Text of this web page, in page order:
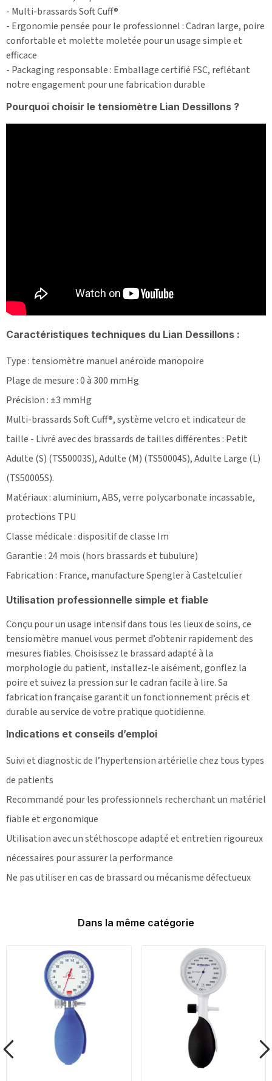
- Multi-brassards Soft Cuff®
- Ergonomie pensée pour le professionnel : Cadran large, poire
confortable et molette moletée pour un usage simple et
efficace
- Packaging responsable : Emballage certifié FSC, reflétant
notre engagement pour une fabrication durable
Pourquoi choisir le tensiomètre Lian Dessillons ?
Caractéristiques techniques du Lian Dessillons :
Type : tensiomètre manuel anéroïde manopoire
Plage de mesure : 0 à 300 mmHg
Précision : ±3 mmHg
Multi-brassards Soft Cuff®, système velcro et indicateur de
taille - Livré avec des brassards de tailles différentes : Petit
Adulte (S) (TS50003S), Adulte (M) (TS50004S), Adulte Large (L)
(TS50005S).
Matériaux : aluminium, ABS, verre polycarbonate incassable,
protections TPU
Classe médicale : dispositif de classe Im
Garantie : 24 mois (hors brassards et tubulure)
Fabrication : France, manufacture Spengler à Castelculier
Utilisation professionnelle simple et fiable
Conçu pour un usage intensif dans tous les lieux de soins, ce
tensiomètre manuel vous permet d’obtenir rapidement des
mesures fiables. Choisissez le brassard adapté à la
morphologie du patient, installez-le aisément, gonflez la
poire et suivez la pression sur le cadran facile à lire. Sa
fabrication française garantit un fonctionnement précis et
durable au service de votre pratique quotidienne.
Indications et conseils d’emploi
Suivi et diagnostic de l’hypertension artérielle chez tous types
de patients
Recommandé pour les professionnels recherchant un matériel
fiable et ergonomique
Utilisation avec un stéthoscope adapté et entretien rigoureux
nécessaires pour assurer la performance
Ne pas utiliser en cas de brassard ou mécanisme défectueux
Dans la même catégorie